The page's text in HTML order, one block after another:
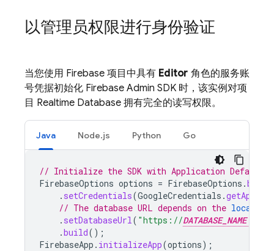
以管理员权限进行身份验证
当您使用 Firebase 项目中具有 Editor 角色的服务账
号凭据初始化 Firebase Admin SDK 时，该实例对项
目 Realtime Database 拥有完全的读写权限。
Java Node.js Python Go
// Initialize the SDK with Application Default
FirebaseOptions options = FirebaseOptions .
. setCredentials(GoogleCredentials .
// The database URL depends on the location
. setDatabaseUrl( "https://DATABASE_NAME
.build();
FirebaseApp . initializeApp(options);